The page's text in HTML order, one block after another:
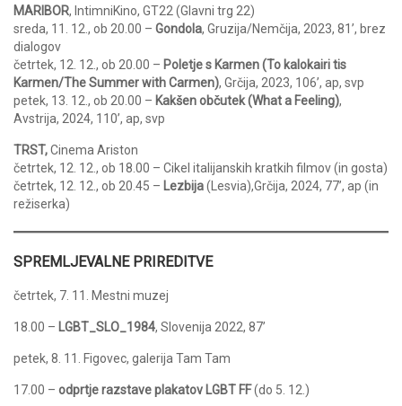
MARIBOR, IntimniKino, GT22 (Glavni trg 22)
sreda, 11. 12., ob 20.00 – Gondola, Gruzija/Nemčija, 2023, 81’, brez
dialogov
četrtek, 12. 12., ob 20.00 – Poletje s Karmen (To kalokairi tis
Karmen/The Summer with Carmen), Grčija, 2023, 106’, ap, svp
petek, 13. 12., ob 20.00 – Kakšen občutek (What a Feeling),
Avstrija, 2024, 110’, ap, svp
TRST,Cinema Ariston
četrtek, 12. 12., ob 18.00 – Cikel italijanskih kratkih filmov (in gosta)
četrtek, 12. 12., ob 20.45 – Lezbija(Lesvia),Grčija, 2024, 77’, ap (in
režiserka)
SPREMLJEVALNE PRIREDITVE
četrtek, 7. 11. Mestni muzej
18.00 – LGBT_SLO_1984, Slovenija 2022, 87’
petek, 8. 11. Figovec, galerija Tam Tam
17.00 – odprtje razstave plakatov LGBT FF(do 5. 12.)